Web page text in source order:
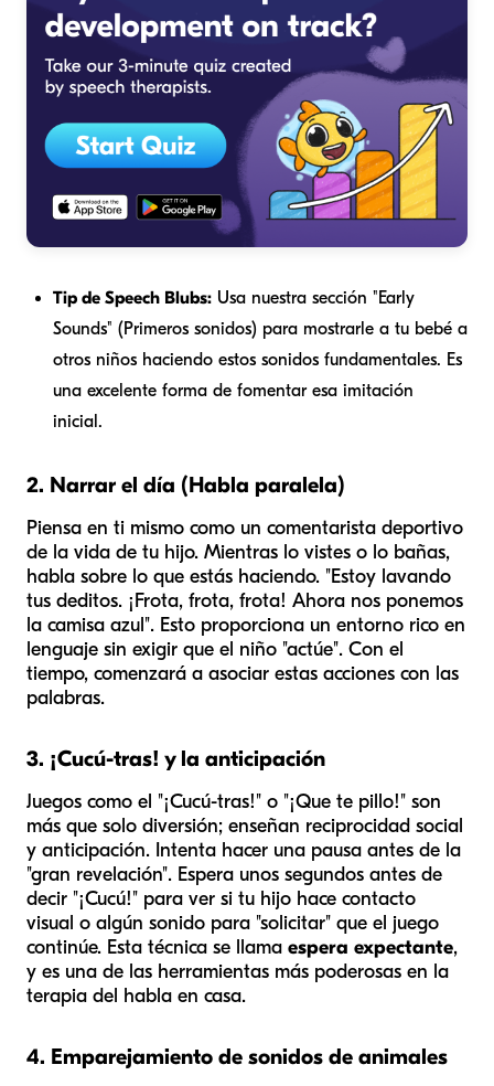
Tip de Speech Blubs: Usa nuestra sección "Early
Sounds" (Primeros sonidos) para mostrarle a tu bebé a
otros niños haciendo estos sonidos fundamentales. Es
una excelente forma de fomentar esa imitación
inicial.
2. Narrar el día (Habla paralela)
Piensa en ti mismo como un comentarista deportivo
de la vida de tu hijo. Mientras lo vistes o lo bañas,
habla sobre lo que estás haciendo. "Estoy lavando
tus deditos. ¡Frota, frota, frota! Ahora nos ponemos
la camisa azul". Esto proporciona un entorno rico en
lenguaje sin exigir que el niño "actúe". Con el
tiempo, comenzará a asociar estas acciones con las
palabras.
3. ¡Cucú-tras! y la anticipación
Juegos como el "¡Cucú-tras!" o "¡Que te pillo!" son
más que solo diversión; enseñan reciprocidad social
y anticipación. Intenta hacer una pausa antes de la
"gran revelación". Espera unos segundos antes de
decir "¡Cucú!" para ver si tu hijo hace contacto
visual o algún sonido para "solicitar" que el juego
continúe. Esta técnica se llama espera expectante,
y es una de las herramientas más poderosas en la
terapia del habla en casa.
4. Emparejamiento de sonidos de animales